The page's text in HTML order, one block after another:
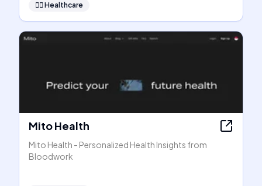
👩‍⚕️ Healthcare
Mito Health
Mito Health - Personalized Health Insights from
Bloodwork